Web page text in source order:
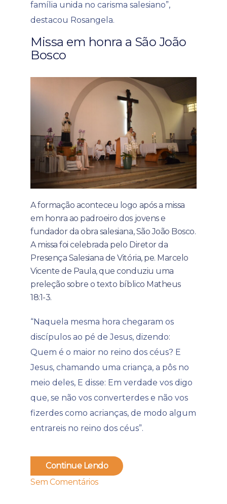
família unida no carisma salesiano”,
destacou Rosangela.
Missa em honra a São João
Bosco
A formação aconteceu logo após a missa
em honra ao padroeiro dos jovens e
fundador da obra salesiana, São João Bosco.
A missa foi celebrada pelo Diretor da
Presença Salesiana de Vitória, pe. Marcelo
Vicente de Paula, que conduziu uma
preleção sobre o texto bíblico Matheus
18:1-3.
“Naquela mesma hora chegaram os
discípulos ao pé de Jesus, dizendo:
Quem é o maior no reino dos céus? E
Jesus, chamando uma criança, a pôs no
meio deles, E disse: Em verdade vos digo
que, se não vos converterdes e não vos
fizerdes como acrianças, de modo algum
entrareis no reino dos céus”.
Continue Lendo
Sem Comentários